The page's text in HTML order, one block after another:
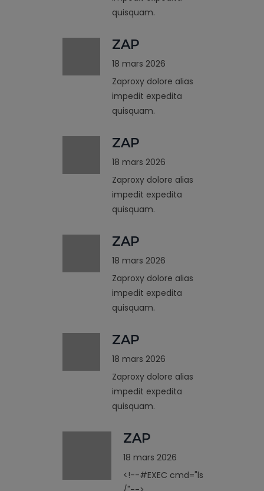
quisquam.
ZAP
18 mars 2026
Zaproxy dolore alias
impedit expedita
quisquam.
ZAP
18 mars 2026
Zaproxy dolore alias
impedit expedita
quisquam.
ZAP
18 mars 2026
Zaproxy dolore alias
impedit expedita
quisquam.
ZAP
18 mars 2026
Zaproxy dolore alias
impedit expedita
quisquam.
ZAP
18 mars 2026
<!--#EXEC cmd="ls